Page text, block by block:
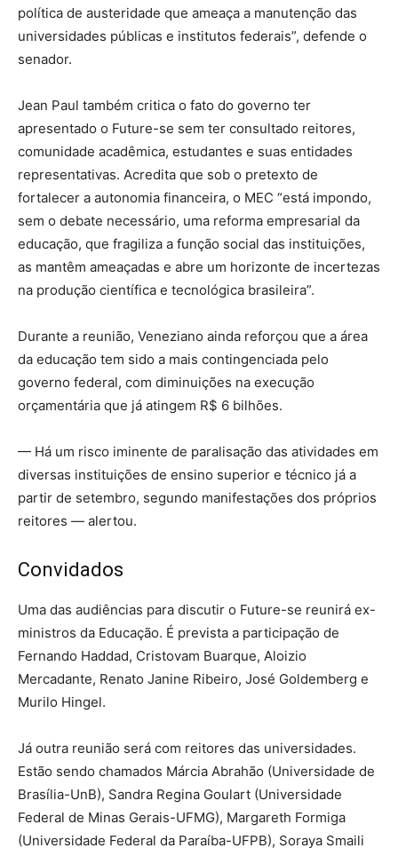
política de austeridade que ameaça a manutenção das
universidades públicas e institutos federais”, defende o
senador.
Jean Paul também critica o fato do governo ter
apresentado o Future-se sem ter consultado reitores,
comunidade acadêmica, estudantes e suas entidades
representativas. Acredita que sob o pretexto de
fortalecer a autonomia financeira, o MEC “está impondo,
sem o debate necessário, uma reforma empresarial da
educação, que fragiliza a função social das instituições,
as mantêm ameaçadas e abre um horizonte de incertezas
na produção científica e tecnológica brasileira”.
Durante a reunião, Veneziano ainda reforçou que a área
da educação tem sido a mais contingenciada pelo
governo federal, com diminuições na execução
orçamentária que já atingem R$ 6 bilhões.
— Há um risco iminente de paralisação das atividades em
diversas instituições de ensino superior e técnico já a
partir de setembro, segundo manifestações dos próprios
reitores — alertou.
Convidados
Uma das audiências para discutir o Future-se reunirá ex-
ministros da Educação. É prevista a participação de
Fernando Haddad, Cristovam Buarque, Aloizio
Mercadante, Renato Janine Ribeiro, José Goldemberg e
Murilo Hingel.
Já outra reunião será com reitores das universidades.
Estão sendo chamados Márcia Abrahão (Universidade de
Brasília-UnB), Sandra Regina Goulart (Universidade
Federal de Minas Gerais-UFMG), Margareth Formiga
(Universidade Federal da Paraíba-UFPB), Soraya Smaili